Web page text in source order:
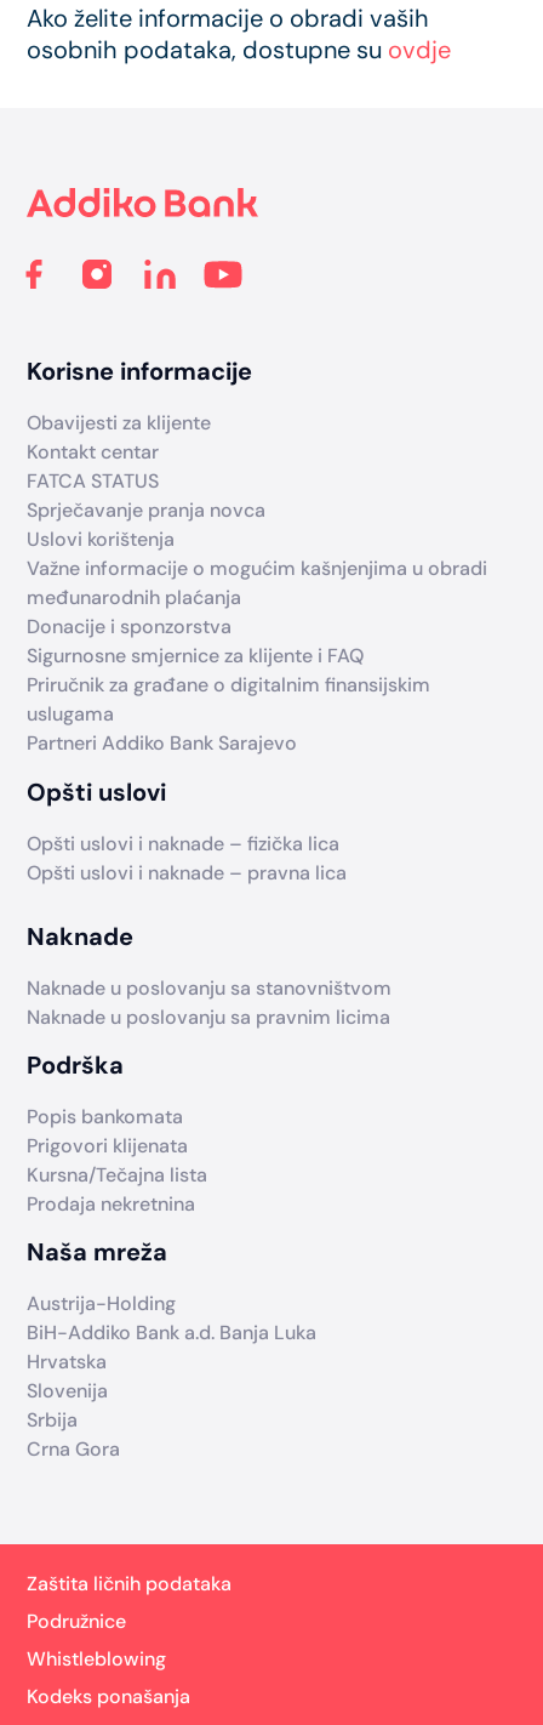
Ako želite informacije o obradi vaših
osobnih podataka, dostupne su ovdje
Korisne informacije
Obavijesti za klijente
Kontakt centar
FATCA STATUS
Sprječavanje pranja novca
Uslovi korištenja
Važne informacije o mogućim kašnjenjima u obradi
međunarodnih plaćanja
Donacije i sponzorstva
Sigurnosne smjernice za klijente i FAQ
Priručnik za građane o digitalnim finansijskim
uslugama
Partneri Addiko Bank Sarajevo
Opšti uslovi
Opšti uslovi i naknade – fizička lica
Opšti uslovi i naknade – pravna lica
Naknade
Naknade u poslovanju sa stanovništvom
Naknade u poslovanju sa pravnim licima
Podrška
Popis bankomata
Prigovori klijenata
Kursna/Tečajna lista
Prodaja nekretnina
Naša mreža
Austrija-Holding
BiH-Addiko Bank a.d. Banja Luka
Hrvatska
Slovenija
Srbija
Crna Gora
Zaštita ličnih podataka
Podružnice
Whistleblowing
Kodeks ponašanja